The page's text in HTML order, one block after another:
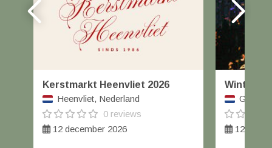
Kerstmarkt Heenvliet 2026
Heenvliet, Nederland
0 reviews
12 december 2026
12